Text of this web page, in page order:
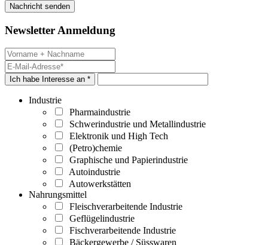
Newsletter Anmeldung
Ich habe Interesse an *
Industrie
Pharmaindustrie
Schwerindustrie und Metallindustrie
Elektronik und High Tech
(Petro)chemie
Graphische und Papierindustrie
Autoindustrie
Autowerkstätten
Nahrungsmittel
Fleischverarbeitende Industrie
Geflügelindustrie
Fischverarbeitende Industrie
Bäckergewerbe / Süsswaren